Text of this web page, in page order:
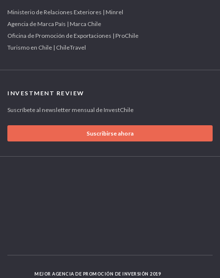
Ministerio de Relaciones Exteriores | Minrel
Agencia de Marca País | Marca Chile
Oficina de Promoción de Exportaciones | ProChile
Turismo en Chile | ChileTravel
INVESTMENT REVIEW
Suscríbete al newsletter mensual de InvestChile
Suscribirse ahora
MEJOR AGENCIA DE PROMOCIÓN DE INVERSIÓN 2019